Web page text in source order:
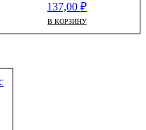
137,00₽
В КОРЗИНУ